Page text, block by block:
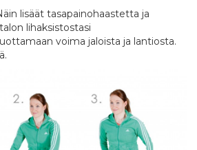
lisäät tasapainohaastetta ja
lihaksistostasi
voima jaloista ja lantiosta.